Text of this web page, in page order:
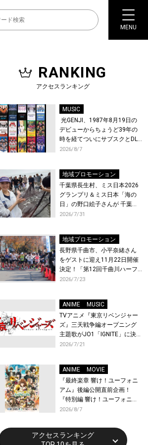
MENU
RANKING
アクセスランキング
MUSIC
光GENJI、1987年8月19日の
デビューからちょうど39年の
時を経てついにサブスクとDL
配信が解禁！
2026/8/7
地域プロモーション
千葉県長生村、ミス日本2026
グランプリ＆ミス日本「海の
日」の野口絵子さんが 千葉県
唯一の村・長生村で地引網を
2026/7/31
地域プロモーション
長野県千曲市、小平奈緒さん
をゲストに迎え11月22日開催
決定！「第12回千曲川ハーフ
マラソン」エントリー受付開
2026/7/23
ANIME
MUSIC
TVアニメ『東京リベンジャー
ズ』三天戦争編オープニング
主題歌がJO1「IGNITE」に決
定！メンバー全員から喜びと
先行上映会を開催！
2026/7/21
ANIME
MOVIE
『最終楽章 響け！ユーフォニ
アム』後編公開直前企画！
『特別編 響け！ユーフォニア
ム〜アンサンブルコンテス
ーフォニアム』前編の一挙上
映が決定！
2026/8/7
アクセスランキング